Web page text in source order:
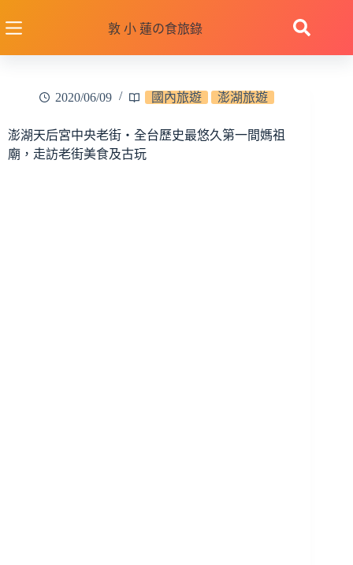
至
敦 小 蓮の食旅錄
2020/06/09 國內旅遊 澎湖旅遊
澎湖天后宮中央老街‧全台歷史最悠久第一間媽祖
廟，走訪老街美食及古玩